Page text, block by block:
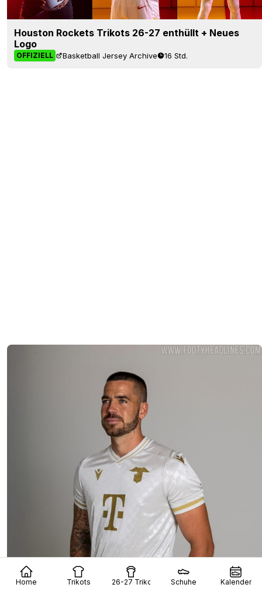
Home Trikots 26-27 Trikots Schuhe Kalender
Houston Rockets Trikots 26-27 enthüllt + Neues
Logo
OFFIZIELL Basketball Jersey Archive 16 Std.